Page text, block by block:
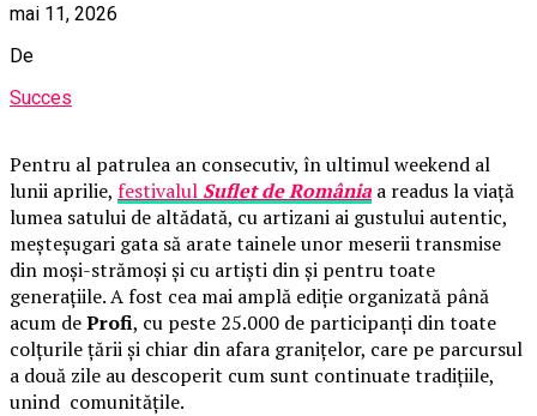
mai 11, 2026
De
Succes
Pentru al patrulea an consecutiv, în ultimul weekend al
lunii aprilie, festivalul Suflet de România a readus la viață
lumea satului de altădată, cu artizani ai gustului autentic,
meșteșugari gata să arate tainele unor meserii transmise
din moși-strămoși și cu artiști din și pentru toate
generațiile. A fost cea mai amplă ediție organizată până
acum deProfi, cu peste 25.000 de participanți din toate
colțurile țării și chiar din afara granițelor, care pe parcursul
a două zile au descoperit cum sunt continuate tradițiile,
unind comunitățile.